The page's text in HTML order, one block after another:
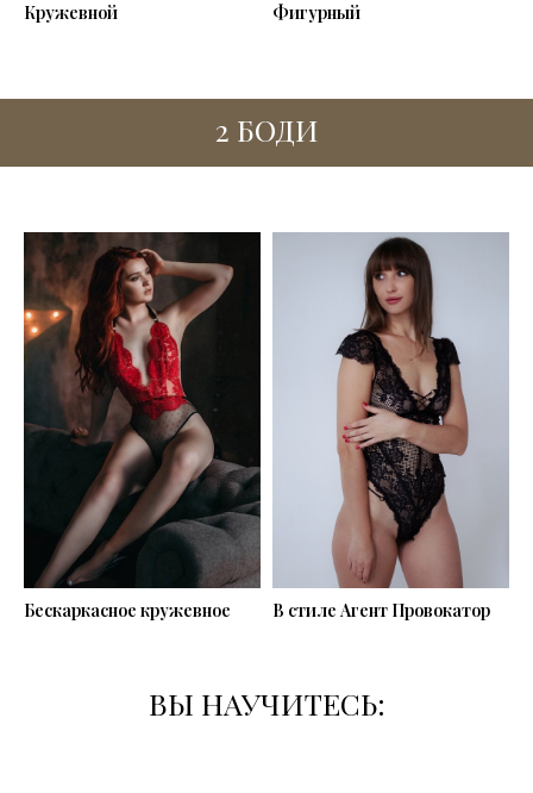
Кружевной Фигурный
2 БОДИ
Бескаркасное кружевное В стиле Агент Провокатор
ВЫ НАУЧИТЕСЬ: